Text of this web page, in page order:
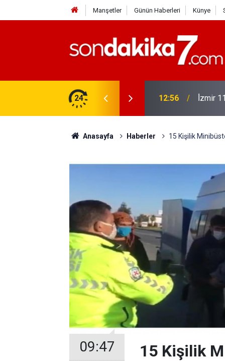
Manşetler Günün Haberleri Künye
24 08:03 Erken
Anasayfa Haberler 15 Kişilik
09:47 15 Kişilik